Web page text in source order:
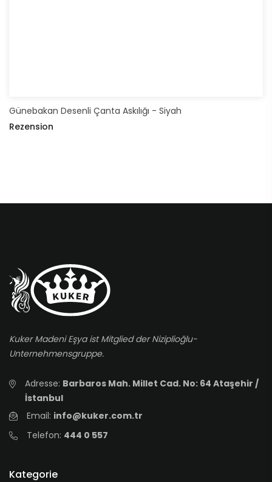
Günebakan Desenli Çanta Askılığı - Siyah
Rezension
Kuker Madeni Eşya ist Mitglied der Niziplioğlu-
Unternehmensgruppe.
Adresse: Barbaros Mah. Millet Cad. No: 64 Ataşehir /
İstanbul
Email: info@kuker.com.tr
Telefon: 444 0 557
Kategorie